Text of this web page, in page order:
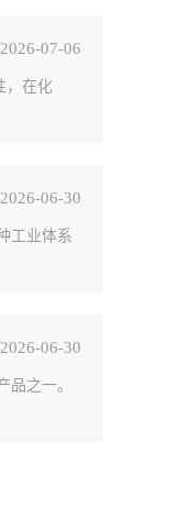
2026-07-06
，在化
2026-06-30
工业体系
2026-06-30
之一。